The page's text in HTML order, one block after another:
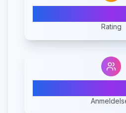
Rating